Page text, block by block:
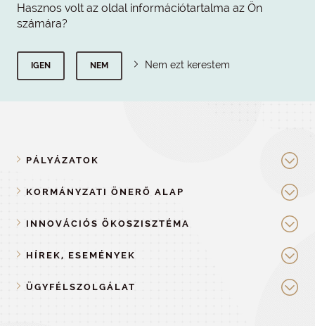
Hasznos volt az oldal információtartalma az Ön
számára?
IGEN NEM Nem ezt kerestem
PÁLYÁZATOK
KORMÁNYZATI ÖNERŐ ALAP
INNOVÁCIÓS ÖKOSZISZTÉMA
HÍREK, ESEMÉNYEK
ÜGYFÉLSZOLGÁLAT